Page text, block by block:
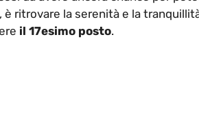
, è ritrovare la serenità e la
il 17esimo posto.